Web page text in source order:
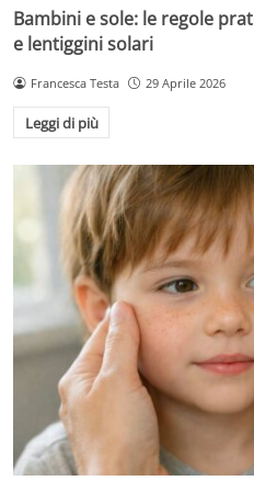
Bambini e sole: le regole
e lentiggini solari
Francesca Testa 29 Aprile 2026
Leggi di più